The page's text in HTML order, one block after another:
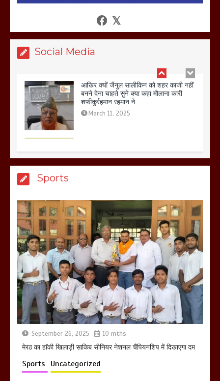
Social Media
आखिर क्यों जैनुल सालीकिन को शहर काजी नहीं
शफीकुर्रहमान रहमान ने
बिजली विभाग से परेशान होकर बागपत में एक संत
ने सरकार को दी आमरण अनशन की चेतावनी
March 8, 2025
March 6, 2025
होलिका रखने पर लात मार कर होलिका को किया
तहस नहस,मोहल्ले वालों के साथ की गई गाली
गलोच ,कहा अगर रखी गई होली तो होगा खून
खराबा,
March 11, 2025
Sports
September 26, 2025 10 mths
मेरठ का हाॅकी खिलाड़ी साकिब सीनियर नेशनल चैंपियनशिप में दिखाएगा दम
Sports Uncategorized